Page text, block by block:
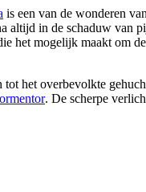
is een van de wonderen
altijd in de schaduw van
het mogelijk maakt om
het overbevolkte
. De scherpe